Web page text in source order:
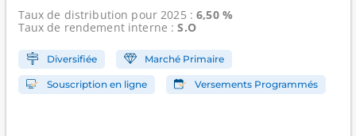
Taux de distribution pour 2025 :6,50 %
Taux de rendement interne :S.O
Diversifiée Marché Primaire
Souscription en ligne Versements Programmés